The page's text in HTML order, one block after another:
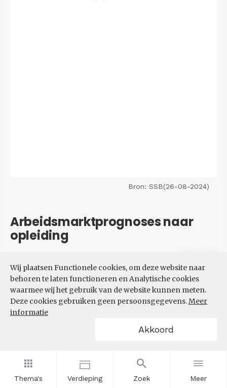
Thema's Verdieping Zoek Meer
Wij plaatsen Functionele cookies, om deze website naar
behoren te laten functioneren en Analytische cookies
waarmee wij het gebruik van de website kunnen meten.
Deze cookies gebruiken geen persoonsgegevens.Meer
informatie
Akkoord
Bron: SSB(26-08-2024)
Arbeidsmarktprognoses naar
opleiding
VERWACHTE UITBREIDINGS-
EN VERVANGINGSVRAAG NAAR
OPLEIDINGSNIVEAU
Filters